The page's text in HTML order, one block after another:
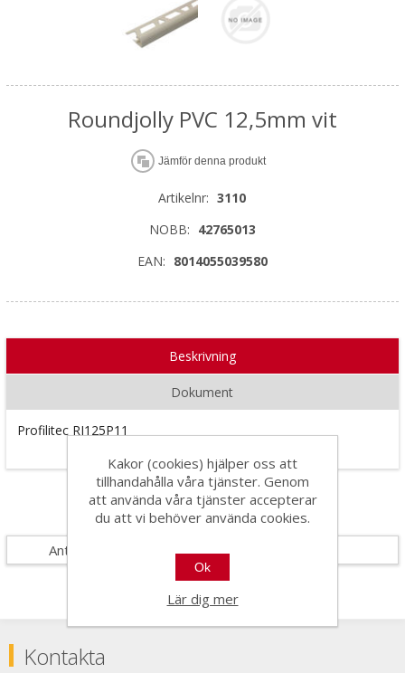
Roundjolly PVC 12,5mm vit
Jämför denna produkt
Artikelnr: 3110
NOBB: 42765013
EAN: 8014055039580
Beskrivning
Dokument
Profilitec RJ125P11
Specifikationer
Antal i förpackning
Kontakta
Kakor (cookies) hjälper oss att
tillhandahålla våra tjänster. Genom
att använda våra tjänster accepterar
du att vi behöver använda cookies.
Ok
Lär dig mer